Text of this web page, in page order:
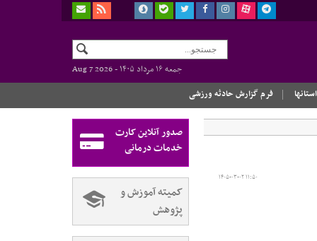
جمعه ۱۶ مرداد ۱۴۰۵ -
Aug 7 2026
استانها فرم گزارش حادثه ورزشی
۱۴۰۵-۰۳-۰۲ ۱۱:۵۰
صدور آنلاین کارت
خدمات درمانی
کمیته آموزش و
پژوهش